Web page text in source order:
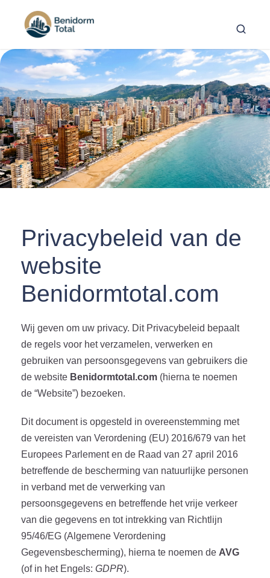
Privacybeleid van de
website
Benidormtotal.com
Wij geven om uw privacy. Dit Privacybeleid bepaalt
de regels voor het verzamelen, verwerken en
gebruiken van persoonsgegevens van gebruikers die
de website Benidormtotal.com (hierna te noemen
de “Website”) bezoeken.
Dit document is opgesteld in overeenstemming met
de vereisten van Verordening (EU) 2016/679 van het
Europees Parlement en de Raad van 27 april 2016
betreffende de bescherming van natuurlijke personen
in verband met de verwerking van
persoonsgegevens en betreffende het vrije verkeer
van die gegevens en tot intrekking van Richtlijn
95/46/EG (Algemene Verordening
Gegevensbescherming), hierna te noemen de AVG
(of in het Engels: GDPR).